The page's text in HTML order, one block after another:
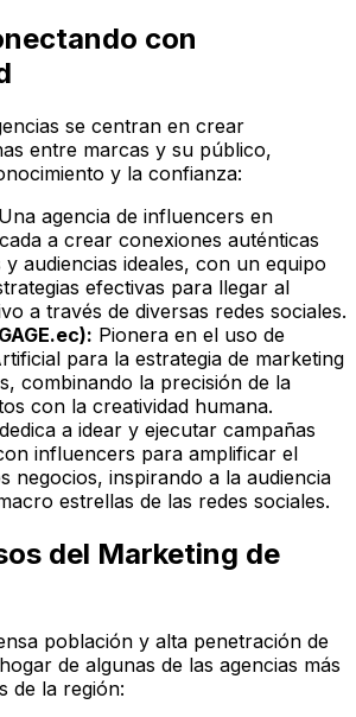
con
se centran en crear
entre marcas y su público,
y la confianza:
Una agencia de influencers en
a crear conexiones auténticas
audiencias ideales, con un equipo
efectivas para llegar al
a través de diversas redes sociales.
Pionera en el uso de
para la estrategia de marketing
combinando la precisión de la
con la creatividad humana.
a idear y ejecutar campañas
influencers para amplificar el
negocios, inspirando a la audiencia
estrellas de las redes sociales.
del Marketing de
población y alta penetración de
de algunas de las agencias más
de la región: